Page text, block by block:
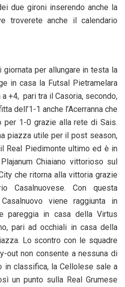
due gironi inserendo anche la
troverete anche il calendario
per allungare in testa la
in casa la Futsal Pietramelara
+4, pari tra il Casoria, secondo,
dell’1-1 anche l’Acerranna che
per 1-0 grazie alla rete di Sais.
piazza utile per il post season,
Real Piedimonte ultimo ed è in
Chiaiano vittorioso sul
che ritorna alla vittoria grazie
Casalnuovese. Con questa
viene raggiunta in
pareggia in casa della Virtus
pari ad occhiali in casa della
Lo scontro con le squadre
out non consente a nessuna di
in classifica, la Cellolese sale a
un punto sulla Real Grumese